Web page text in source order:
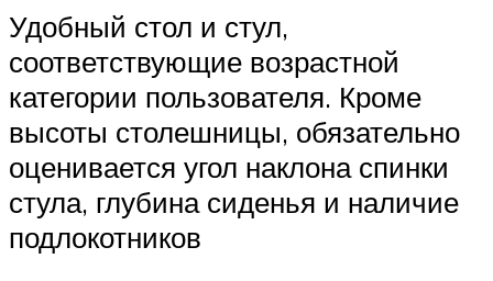
Удобный стол и стул,
соответствующие возрастной
категории пользователя. Кроме
высоты столешницы, обязательно
оценивается угол наклона спинки
стула, глубина сиденья и наличие
подлокотников